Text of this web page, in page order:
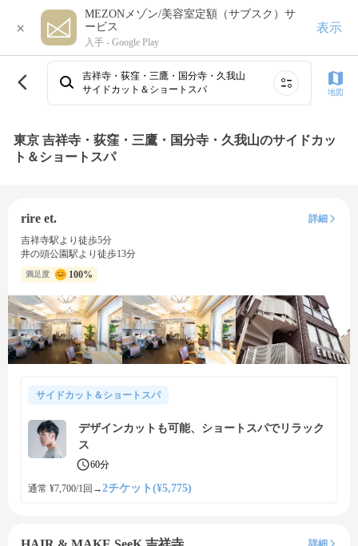
×
MEZONメゾン/美容室定額（サブスク）サ
ービス
入手 - Google Play
表示
吉祥寺・荻窪・三鷹・国分寺・久我山
サイドカット＆ショートスパ
地図
東京 吉祥寺・荻窪・三鷹・国分寺・久我山のサイドカッ
ト＆ショートスパ
rire et.
詳細
吉祥寺駅より徒歩5分
井の頭公園駅より徒歩13分
満足度 100%
サイドカット＆ショートスパ
デザインカットも可能、ショートスパでリラック
ス
60分
通常 ¥7,700/1回 →2チケット(¥5,775)
詳細